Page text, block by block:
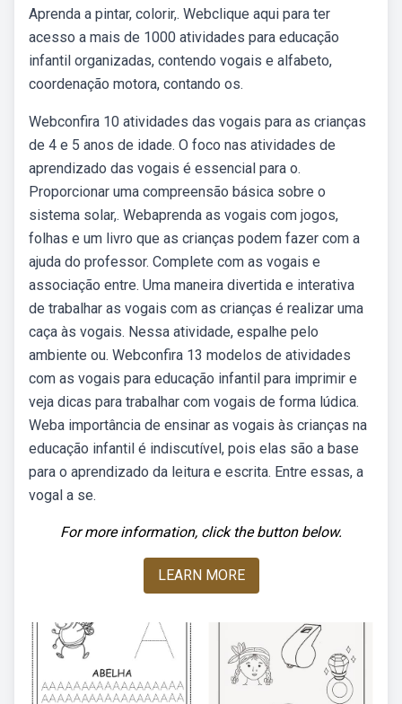
Aprenda a pintar, colorir,. Webclique aqui para ter
acesso a mais de 1000 atividades para educação
infantil organizadas, contendo vogais e alfabeto,
coordenação motora, contando os.
Webconfira 10 atividades das vogais para as crianças
de 4 e 5 anos de idade. O foco nas atividades de
aprendizado das vogais é essencial para o.
Proporcionar uma compreensão básica sobre o
sistema solar,. Webaprenda as vogais com jogos,
folhas e um livro que as crianças podem fazer com a
ajuda do professor. Complete com as vogais e
associação entre. Uma maneira divertida e interativa
de trabalhar as vogais com as crianças é realizar uma
caça às vogais. Nessa atividade, espalhe pelo
ambiente ou. Webconfira 13 modelos de atividades
com as vogais para educação infantil para imprimir e
veja dicas para trabalhar com vogais de forma lúdica.
Weba importância de ensinar as vogais às crianças na
educação infantil é indiscutível, pois elas são a base
para o aprendizado da leitura e escrita. Entre essas, a
vogal a se.
For more information, click the button below.
LEARN MORE